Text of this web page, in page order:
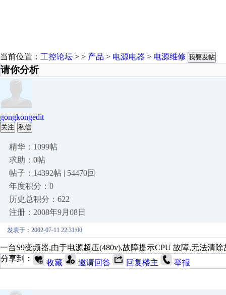
当前位置： 工控论坛 > > 产品 > 电源电器 > 电源维修 我要发帖
请你分析
gongkongedit
关注 私信
精华：1099帖
求助：0帖
帖子：14392帖 | 54470回
年度积分：0
历史总积分：622
注册：2008年9月08日
发表于：2002-07-11 22:31:00
一台S9变频器,由于电源超压(480v),故障提示CPU 故障,无法清除
分享到：
收藏 邀请回答 回复楼主 举报